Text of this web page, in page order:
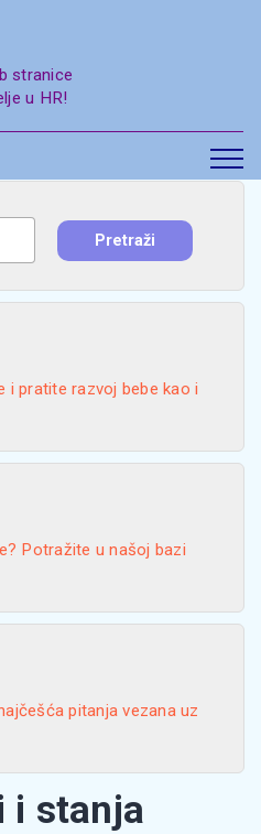
stranice
u HR!
i pratite razvoj bebe kao i
Potražite u našoj bazi
pitanja vezana uz
i stanja